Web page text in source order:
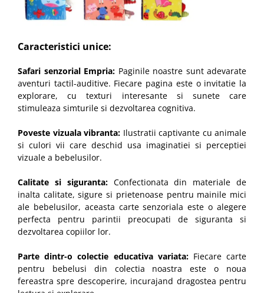
Caracteristici unice:
Safari senzorial Empria: Paginile noastre sunt adevarate
aventuri tactil-auditive. Fiecare pagina este o invitatie la
explorare, cu texturi interesante si sunete care
stimuleaza simturile si dezvoltarea cognitiva.
Poveste vizuala vibranta: Ilustratii captivante cu animale
si culori vii care deschid usa imaginatiei si perceptiei
vizuale a bebelusilor.
Calitate si siguranta:Confectionata din materiale de
inalta calitate, sigure si prietenoase pentru mainile mici
ale bebelusilor, aceasta carte senzoriala este o alegere
perfecta pentru parintii preocupati de siguranta si
dezvoltarea copiilor lor.
Parte dintr-o colectie educativa variata:Fiecare carte
pentru bebelusi din colectia noastra este o noua
fereastra spre descoperire, incurajand dragostea pentru